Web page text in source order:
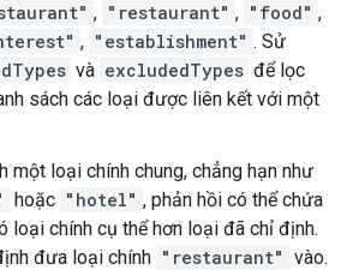
, "restaurant" , "food" ,
, "establishment" . Sử
và excludedTypes để lọc
sách các loại được liên kết với một
một loại chính chung, chẳng hạn như
hoặc "hotel" , phản hồi có thể chứa
loại chính cụ thể hơn loại đã chỉ định.
đưa loại chính "restaurant" vào.